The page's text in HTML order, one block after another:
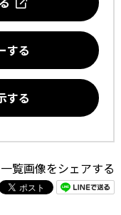
する
する
覧画像をシェアする